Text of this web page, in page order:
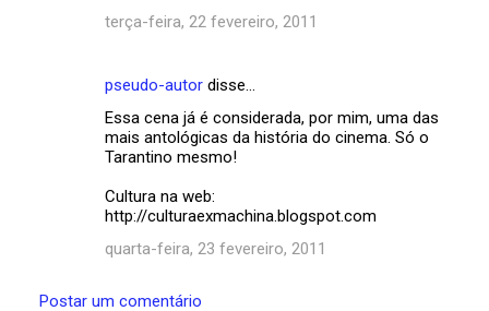
terça-feira, 22 fevereiro, 2011
pseudo-autor disse…
Essa cena já é considerada, por mim, uma das
mais antológicas da história do cinema. Só o
Tarantino mesmo!
Cultura na web:
http://culturaexmachina.blogspot.com
quarta-feira, 23 fevereiro, 2011
Postar um comentário